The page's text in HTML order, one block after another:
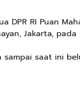
DPR RI Puan
Jakarta,
sampai saat ini